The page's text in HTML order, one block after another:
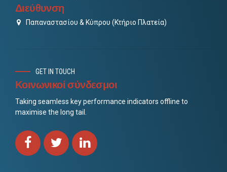
Διεύθυνση
Παπαναστασίου & Κύπρου (Κτήριο Πλατεία)
GET IN TOUCH
Κοινωνικοί σύνδεσμοι
Taking seamless key performance indicators offline to
maximise the long tail.